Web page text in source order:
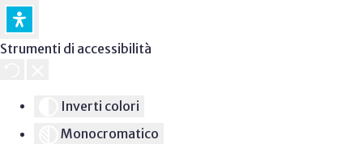
Strumenti di accessibilità
Inverti colori
Monocromatico